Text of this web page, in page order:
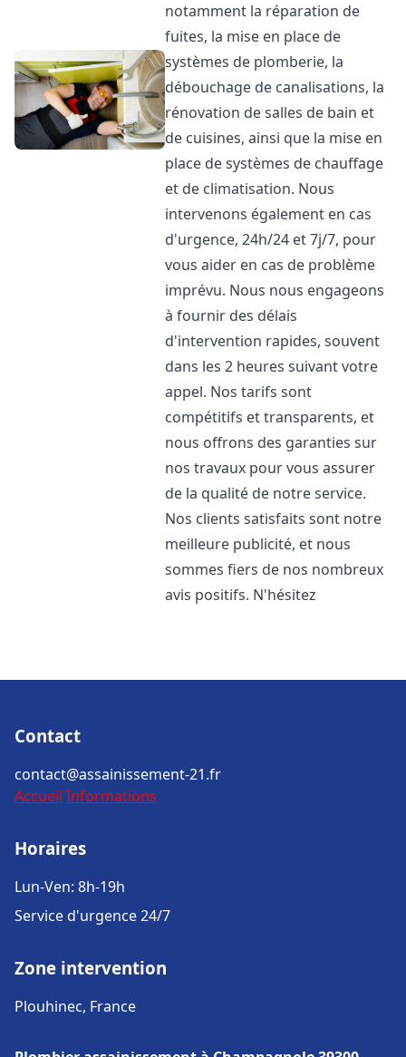
notamment la réparation de
fuites, la mise en place de
systèmes de plomberie, la
débouchage de canalisations, la
rénovation de salles de bain et
de cuisines, ainsi que la mise en
place de systèmes de chauffage
et de climatisation. Nous
intervenons également en cas
d'urgence, 24h/24 et 7j/7, pour
vous aider en cas de problème
imprévu. Nous nous engageons
à fournir des délais
d'intervention rapides, souvent
dans les 2 heures suivant votre
appel. Nos tarifs sont
compétitifs et transparents, et
nous offrons des garanties sur
nos travaux pour vous assurer
de la qualité de notre service.
Nos clients satisfaits sont notre
meilleure publicité, et nous
sommes fiers de nos nombreux
avis positifs. N'hésitez
Contact
contact@assainissement-21.fr
Accueil Informations
Horaires
Lun-Ven: 8h-19h
Service d'urgence 24/7
Zone intervention
Plouhinec, France